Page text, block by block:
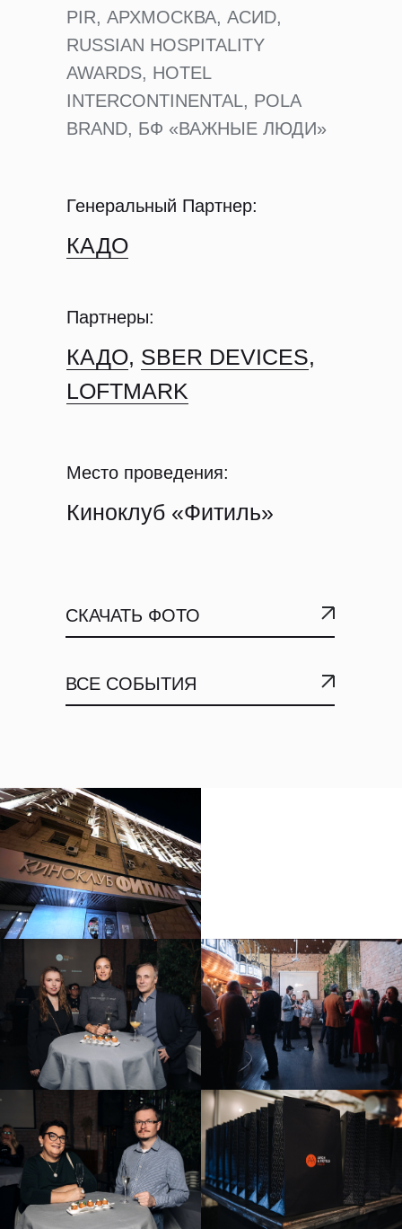
ВСЕ СОБЫТИЯ
PIR, АРХМОСКВА, АСИD,
RUSSIAN HOSPITALITY
AWARDS, HOTEL
INTERCONTINENTAL, POLA
BRAND, БФ «ВАЖНЫЕ ЛЮДИ»
Генеральный Партнер:
Место проведения:
Киноклуб «Фитиль»
СКАЧАТЬ ФОТО
КАДО
КАДО, SBER DEVICES,
LOFTMARK
Партнеры: